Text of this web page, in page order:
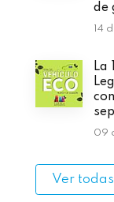
de
14
La
09
Ver